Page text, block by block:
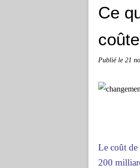
Ce
Publié le 21
Le coût de
200